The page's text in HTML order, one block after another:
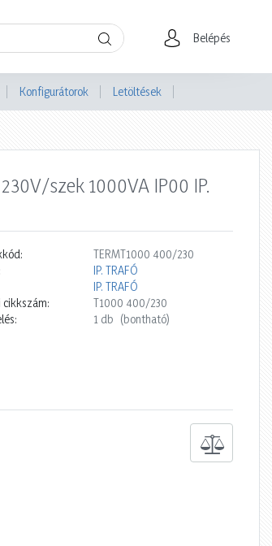
Belépés
Konfigurátorok Letöltések
szek 1000VA IP00 IP.
TERMT1000 400/230
IP. TRAFÓ
IP. TRAFÓ
cikkszám:
T1000 400/230
1 db (bontható)